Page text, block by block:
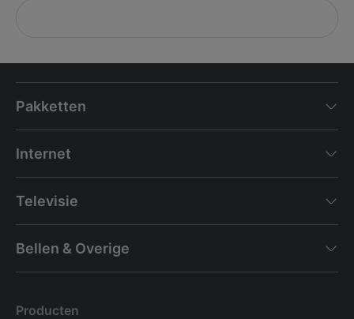
Pakketten
Internet
Televisie
Bellen & Overige
Producten